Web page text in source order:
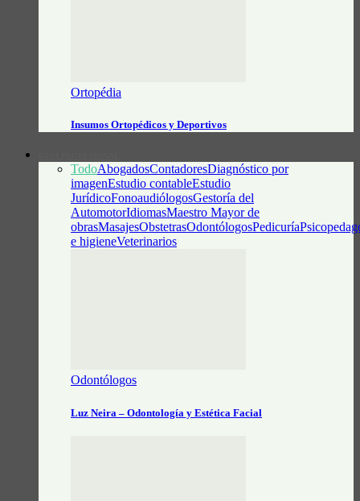
Ortopédia
Insumos Ortopédicos y Deportivos
TodoAbogadosContadoresDiagnóstico por
imagenEstudio contableEstudio
JurídicoFonoaudiólogosGestoría del
AutomotorIdiomasMaestro Mayor de
obrasMasajesObstetrasOdontólogosPedicuría
e higieneVeterinarios
Odontólogos
Luz Neira – Odontología y Estética Facial